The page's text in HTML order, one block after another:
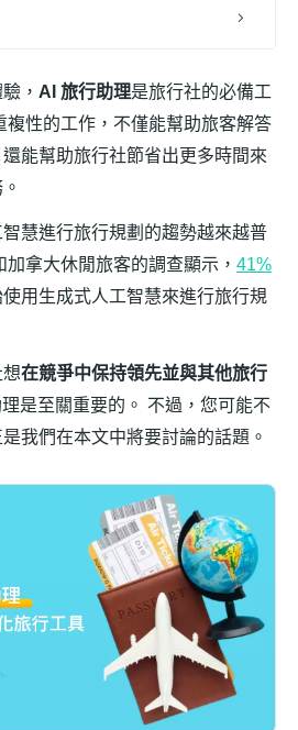
， AI 旅行助理是旅行社的必備工
複性的工作，不僅能幫助旅客解答
能幫助旅行社節省出更多時間來
慧進行旅行規劃的趨勢越來越普
拿大休閒旅客的調查顯示， 41%
用生成式人工智慧來進行旅行規
在競爭中保持領先並與其他旅行
理是至關重要的。 不過，您可能不
我們在本文中將要討論的話題。